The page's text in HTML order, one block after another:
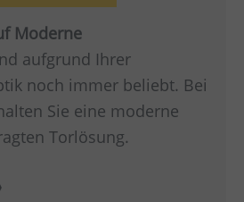
Moderne
aufgrund Ihrer
noch immer beliebt. Bei
Sie eine moderne
Torlösung.